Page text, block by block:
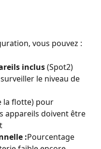
vous pouvez :
inclus (Spot2)
le niveau de
la flotte) pour
appareils doivent être
:Pourcentage